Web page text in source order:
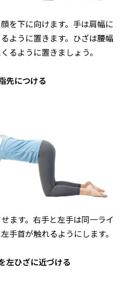
を下に向けます。手は肩幅に
ように置きます。ひざは腰幅
るように置きましょう。
先につける
ます。右手と左手は同一ライ
手首が触れるようにします。
左ひざに近づける